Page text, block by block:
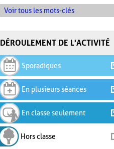
Voir tous les mots-clés
DÉROULEMENT DE L'ACTIVITÉ
Sporadiques
En plusieurs séances
En classe seulement
Hors classe